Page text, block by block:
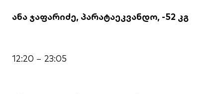
ანა ჯაფარიძე, პარატაეკვანდო, -52 კგ
12:20 − 23:05